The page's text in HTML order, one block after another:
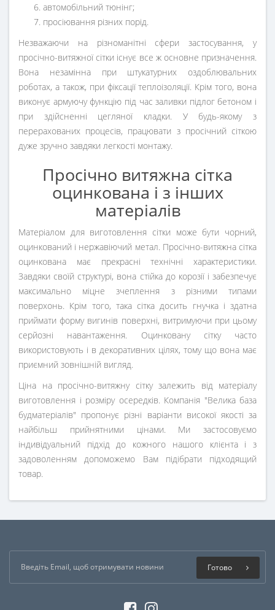
автомобільний тюнінг;
просіювання різних порід.
Незважаючи на різноманітні сфери застосування, у
просічно-витяжної сітки існує все ж основне призначення.
Вона незамінна при штукатурних оздоблювальних
роботах, а також, при фіксації теплоізоляції. Крім того, вона
виконує армуючу функцію під час заливки підлог бетоном і
при здійсненні цегляної кладки. У будь-якому з
перерахованих процесів, працювати з просічний сіткою
дуже зручно завдяки легкості монтажу.
Просічно витяжна сітка
оцинкована і з інших
матеріалів
Матеріалом для виготовлення сітки може бути чорний,
оцинкований і нержавіючий метал. Просічно-витяжна сітка
оцинкована має прекрасні технічні характеристики.
Завдяки своїй структурі, вона стійка до корозії і забезпечує
максимально міцне зчеплення з різними типами
поверхонь. Крім того, така сітка досить гнучка і здатна
приймати форму вигинів поверхні, витримуючи при цьому
серйозні навантаження. Оцинковану сітку часто
використовують і в декоративних цілях, тому що вона має
приємний зовнішній вигляд.
Ціна на просічно-витяжну сітку залежить від матеріалу
виготовлення і розміру осередків. Компанія "Велика база
будматеріалів" пропонує різні варіанти високої якості за
найбільш прийнятними цінами. Ми застосовуємо
індивідуальний підхід до кожного нашого клієнта і з
задоволенням допоможемо Вам підібрати підходящий
товар.
Готово